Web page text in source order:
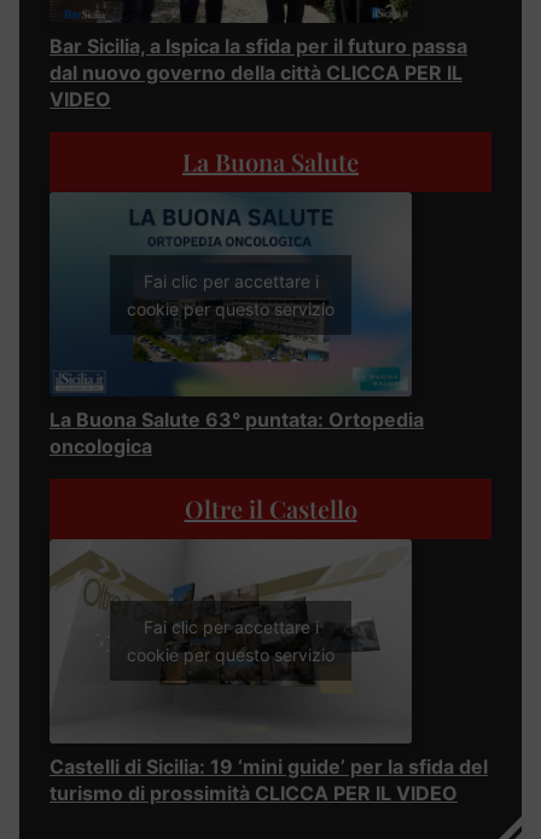
Bar Sicilia, a Ispica la sfida per il futuro passa
dal nuovo governo della città CLICCA PER IL
VIDEO
La Buona Salute
Fai clic per accettare i
cookie per questo servizio
La Buona Salute 63° puntata: Ortopedia
oncologica
Oltre il Castello
Fai clic per accettare i
cookie per questo servizio
Castelli di Sicilia: 19 ‘mini guide’ per la sfida del
turismo di prossimità CLICCA PER IL VIDEO